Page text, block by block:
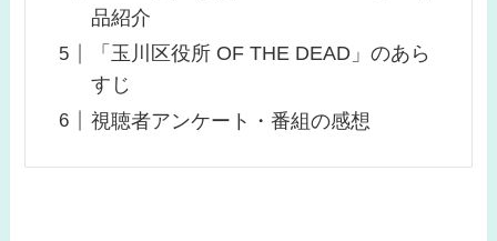
品紹介
「玉川区役所 OF THE DEAD」のあら
すじ
視聴者アンケート・番組の感想